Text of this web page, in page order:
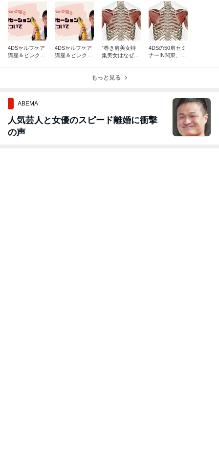
4DSセルフケア
講座＆ピンクテ
4DSセルフケア
講座＆ピンクテ
1３日1３時から
”巻き肩美女特
集美女はなぜ巻
4DSの50肩セミ
ナーIN関東、6
もっと見る
ABEMA
人気芸人と女優のスピード離婚に衝撃
の声